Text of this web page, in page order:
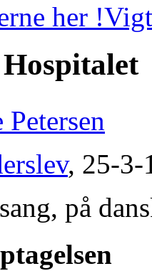
her !
Petersen
, 25-3-
på